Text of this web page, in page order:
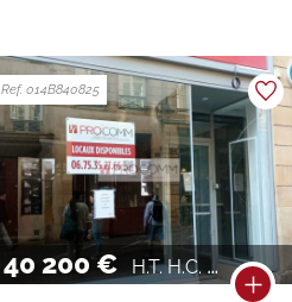
40 200 € H.T. H.C. / AN
Ref. 014B840825